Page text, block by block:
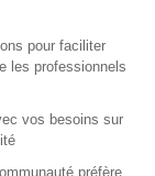
pour faciliter
les professionnels
vos besoins sur
préfère